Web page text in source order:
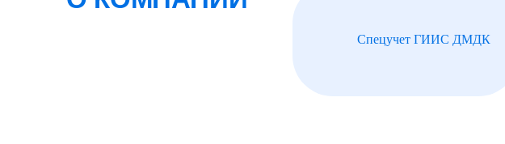
Спецучет ГИИС ДМДК